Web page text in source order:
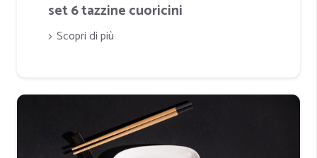
set 6 tazzine cuoricini
Scopri di più